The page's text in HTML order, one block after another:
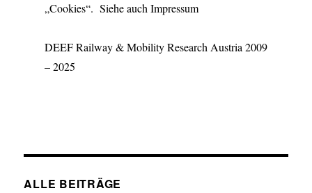
„Cookies“. Siehe auch Impressum
DEEF Railway & Mobility Research Austria 2009
– 2025
ALLE BEITRÄGE